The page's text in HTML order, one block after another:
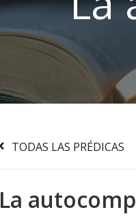
TODAS LAS PRÉDICAS
La